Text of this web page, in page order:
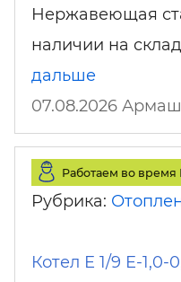
Нержавеющая
наличии на
дальше
07.08.2026
Работаем во время
Рубрика:
Котел Е 1/9 Е-1,0-